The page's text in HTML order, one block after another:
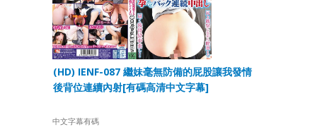
(HD) IENF-087 繼妹毫無防備的屁股讓我發情
後背位連續內射[有碼高清中文字幕]
中文字幕有碼